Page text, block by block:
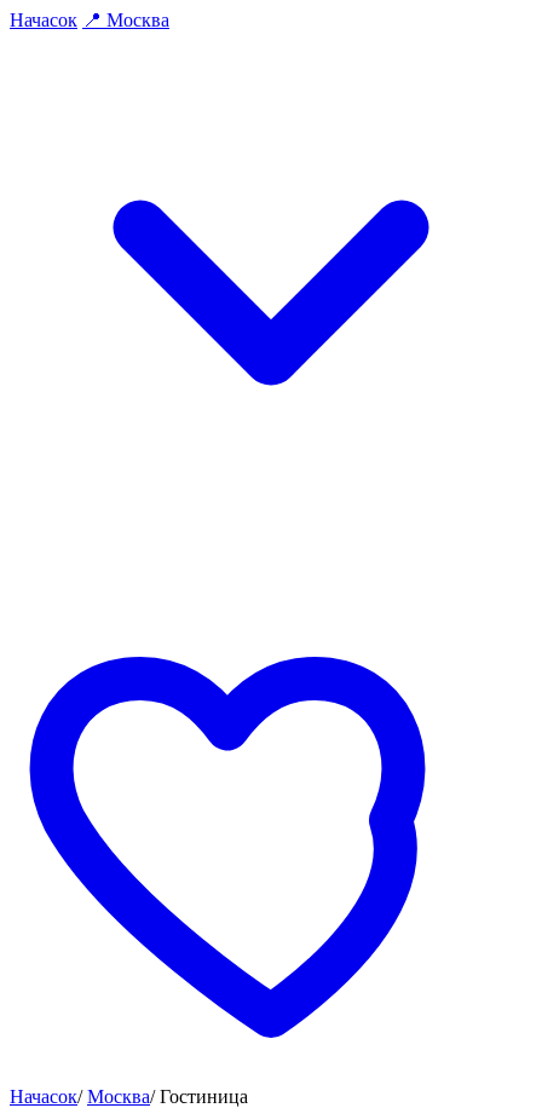
Начасок 📍 Москва
Начасок/ Москва/ Гостиница